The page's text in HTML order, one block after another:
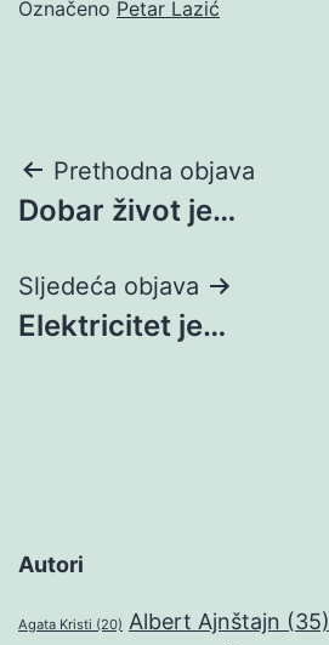
Označeno Petar Lazić
Navigacija
objava
Prethodna objava
Dobar život je…
Sljedeća objava
Elektricitet je…
Autori
Agata Kristi (20) Albert Ajnštajn (35)